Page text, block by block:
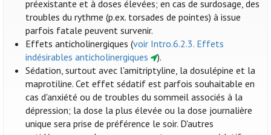
préexistante et à doses élevées; en cas de surdosage, des
troubles du rythme (p.ex. torsades de pointes) à issue
parfois fatale peuvent survenir.
Effets anticholinergiques (voir Intro.6.2.3. Effets
indésirables anticholinergiques
).
Sédation, surtout avec l'amitriptyline, la dosulépine et la
maprotiline. Cet effet sédatif est parfois souhaitable en
cas d'anxiété ou de troubles du sommeil associés à la
dépression; la dose la plus élevée ou la dose journalière
unique sera prise de préférence le soir. D'autres